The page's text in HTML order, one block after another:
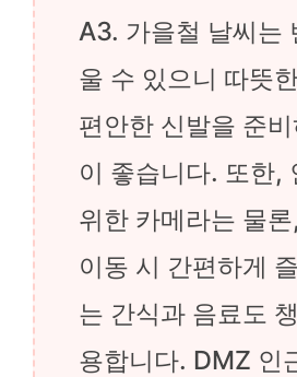
A3. 가을철 날씨는
울 수 있으니 따뜻
편안한 신발을 준
이 좋습니다. 또한,
위한 카메라는 물
이동 시 간편하게
는 간식과 음료도
용합니다. DMZ 인